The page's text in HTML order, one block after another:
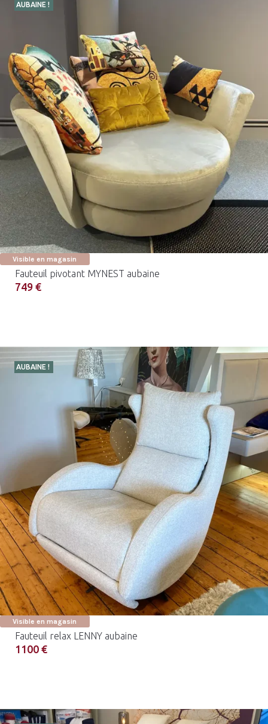
AUBAINE !
Visible en magasin
Fauteuil pivotant MYNEST aubaine
749 €
AUBAINE !
Visible en magasin
Fauteuil relax LENNY aubaine
1100 €